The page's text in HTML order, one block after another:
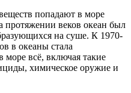
попадают в море
протяжении веков океан был
на суше. К 1970-
в океаны стала
море всё, включая такие
химическое оружие и